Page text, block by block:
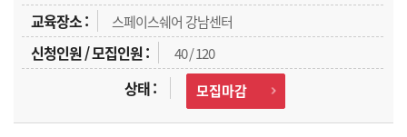
스페이스쉐어 강남센터
40 / 120
모집마감